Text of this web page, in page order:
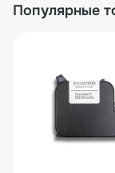
Популярные